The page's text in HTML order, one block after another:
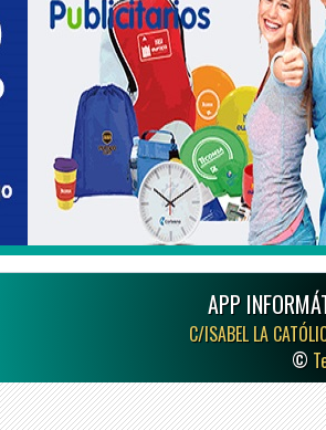
APP
C/ISABEL LA
©